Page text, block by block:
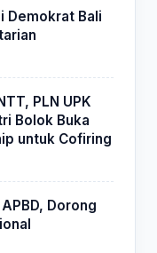
Demokrat Bali
PLN UPK
Bolok Buka
untuk Cofiring
Dorong